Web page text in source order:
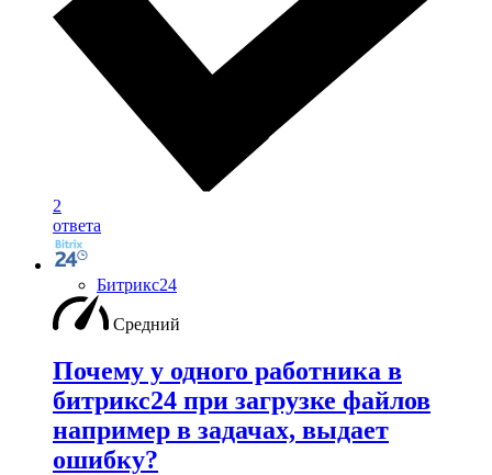
2
ответа
Битрикс24
Средний
Почему у одного работника в
битрикс24 при загрузке файлов
например в задачах, выдает
ошибку?